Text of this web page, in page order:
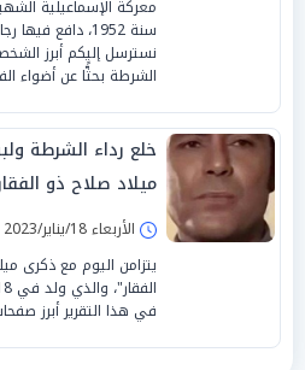
سنة 1952، دافع
نسترسل إليكم أبرز
الشرطة بحثًّا عن أضواء
خلع رداء الشرطة
ميلاد صلاح ذو
الأربعاء 18/يناير/2023 - 03:06 م
يتزامن اليوم مع ذكرى
في هذا التقرير أبرز